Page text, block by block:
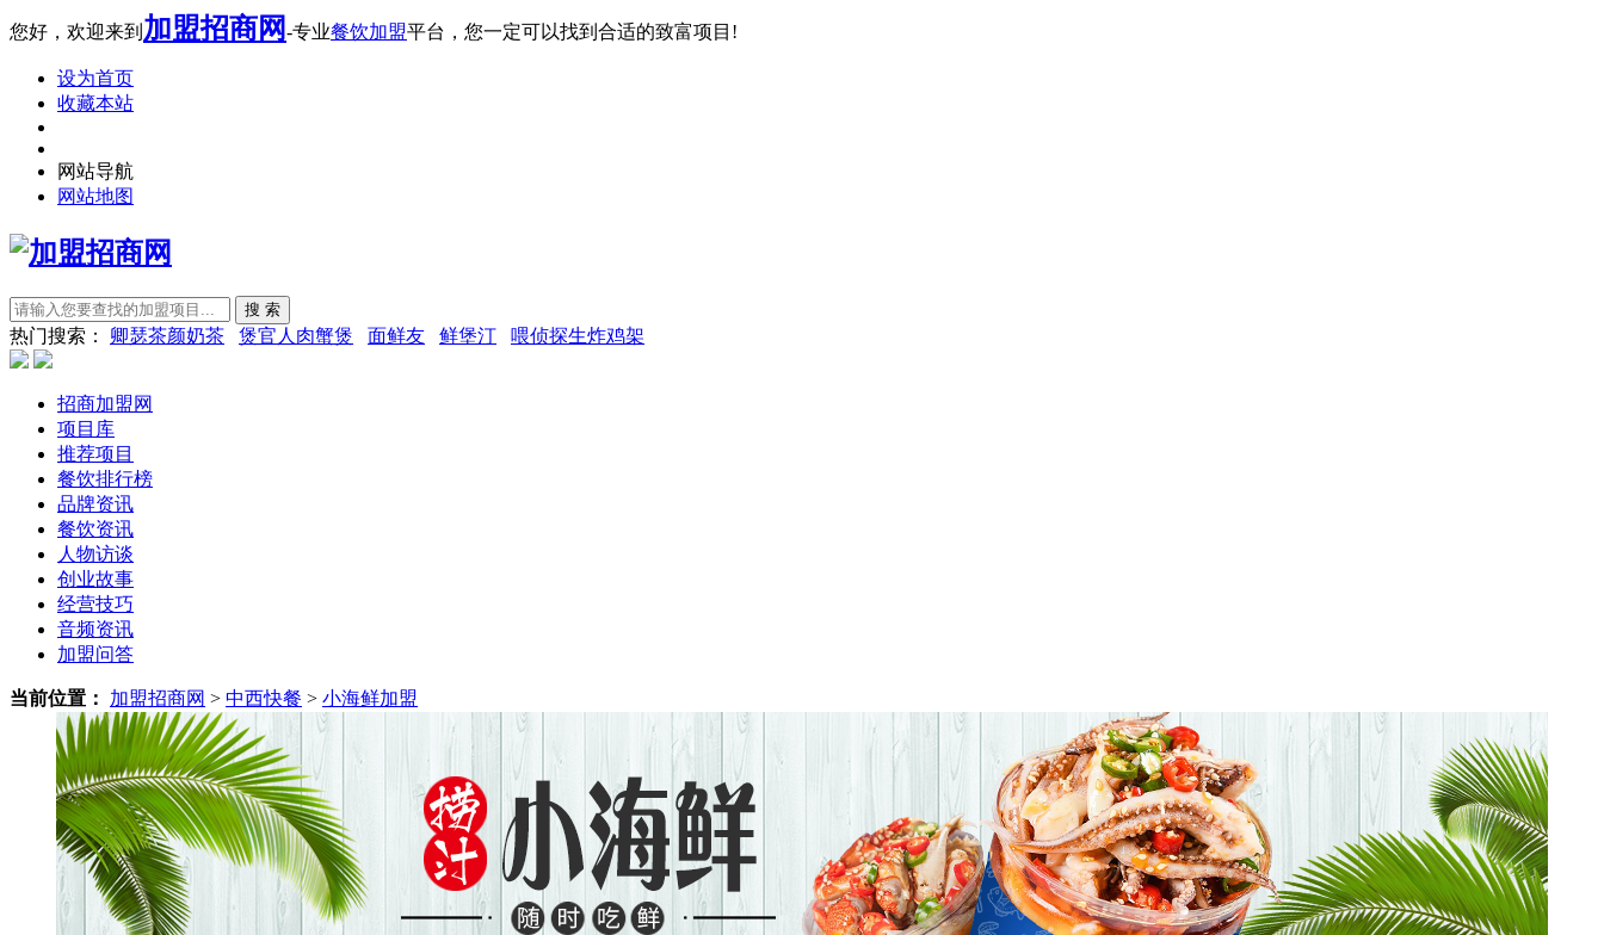
您好，欢迎来到 加盟招商网 -专业餐饮加盟平台，您一定可以找到合适的致富项目!
设为首页
收藏本站
网站导航
网站地图
热门搜索： 卿瑟茶颜奶茶 煲官人肉蟹煲 面鲜友 鲜堡汀 喂侦探生炸鸡架
招商加盟网
项目库
推荐项目
餐饮排行榜
品牌资讯
餐饮资讯
人物访谈
创业故事
经营技巧
音频资讯
加盟问答
当前位置： 加盟招商网 > 中西快餐 > 小海鲜加盟